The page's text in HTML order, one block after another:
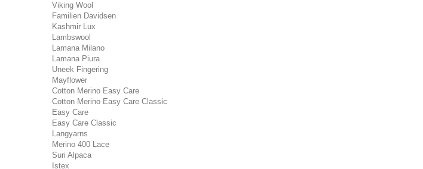
Viking Wool
Familien Davidsen
Kashmir Lux
Lambswool
Lamana Milano
Lamana Piura
Uneek Fingering
Mayflower
Cotton Merino Easy Care
Cotton Merino Easy Care Classic
Easy Care
Easy Care Classic
Langyarns
Merino 400 Lace
Suri Alpaca
Istex